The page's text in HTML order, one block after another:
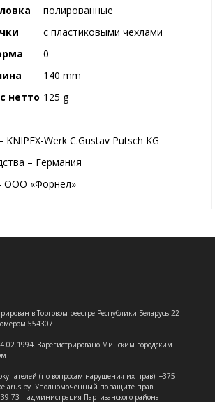
полированные
с пластиковыми чехлами
0
140 mm
нетто 125 g
Werk C.Gustav Putsch KG
– Германия
ООО «Форнел»
в Торговом реестре Республики Беларусь 22
554307.
Зарегистрировано Минским городским
(по вопросам нарушения их прав): +375-
Уполномоченный по защите прав
73 – администрация Партизанского района